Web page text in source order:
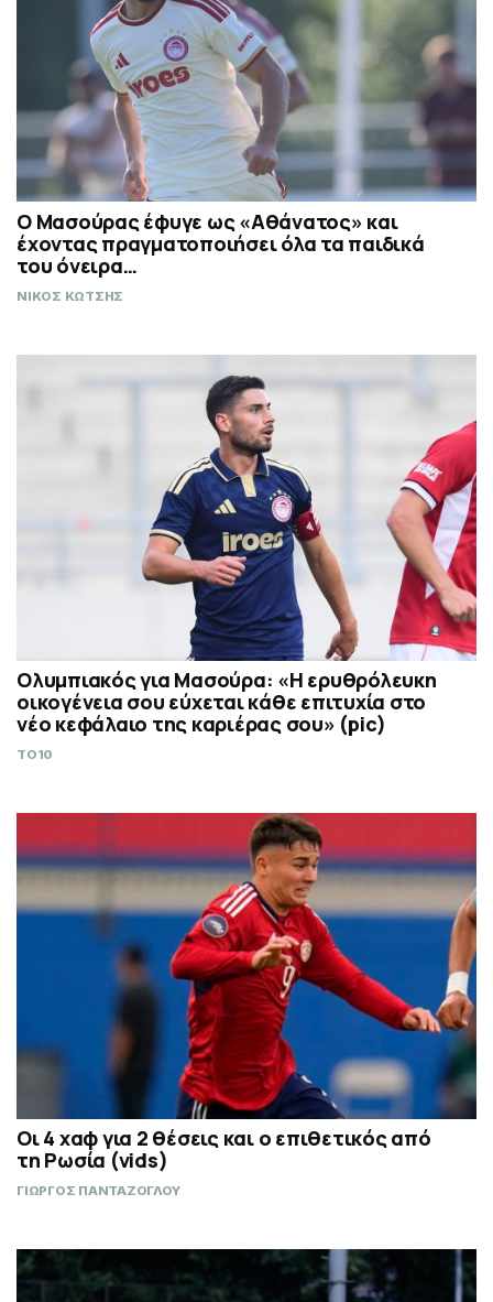
Ο Μασούρας έφυγε ως «Αθάνατος» και
έχοντας πραγματοποιήσει όλα τα παιδικά
του όνειρα…
ΝΙΚΟΣ ΚΩΤΣΗΣ
Ολυμπιακός για Μασούρα: «Η ερυθρόλευκη
οικογένεια σου εύχεται κάθε επιτυχία στο
νέο κεφάλαιο της καριέρας σου» (pic)
TO10
Οι 4 χαφ για 2 θέσεις και ο επιθετικός από
τη Ρωσία (vids)
ΓΙΩΡΓΟΣ ΠΑΝΤΑΖΟΓΛΟΥ